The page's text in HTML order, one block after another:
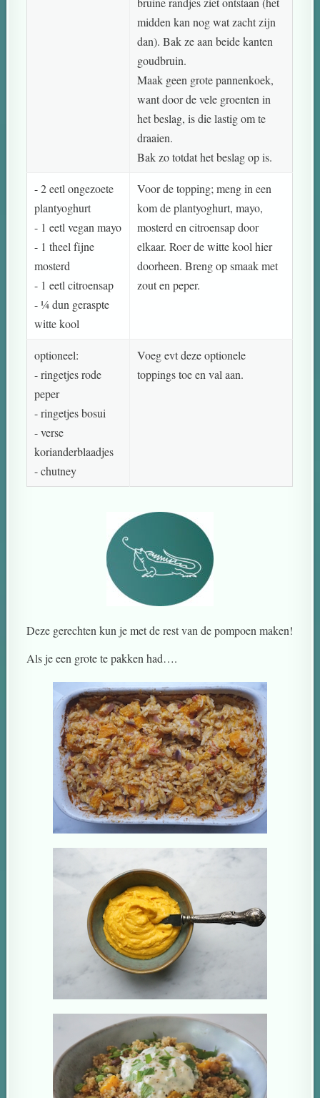
midden kan nog wat zacht zijn
dan). Bak ze aan beide kanten
goudbruin.
Maak geen grote pannenkoek,
want door de vele groenten in
het beslag, is die lastig om te
draaien.
Bak zo totdat het beslag op is.
- 2 eetl ongezoete
plantyoghurt
- 1 eetl vegan mayo
- 1 theel fijne
mosterd
- 1 eetl citroensap
- ¼ dun geraspte
witte kool
Voor de topping; meng in een
kom de plantyoghurt, mayo,
mosterd en citroensap door
elkaar. Roer de witte kool hier
doorheen. Breng op smaak met
zout en peper.
optioneel:
- ringetjes rode
peper
- ringetjes bosui
- verse
korianderblaadjes
- chutney
Voeg evt deze optionele
toppings toe en val aan.
Deze gerechten kun je met de rest van de pompoen maken!
Als je een grote te pakken had….